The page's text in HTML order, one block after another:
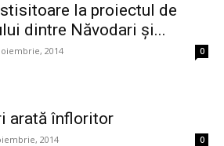
la proiectul de
dintre Năvodari și...
2014 0
arată înfloritor
2014 0